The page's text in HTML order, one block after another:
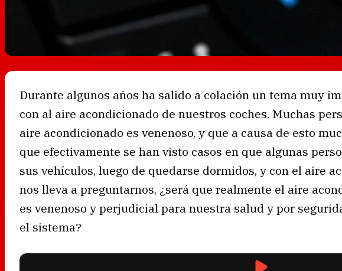
Durante algunos años ha salido a colación un tema muy
con al aire acondicionado de nuestros coches. Muchas
aire acondicionado es venenoso, y que a causa de esto
que efectivamente se han visto casos en que algunas
sus vehículos, luego de quedarse dormidos, y con el aire
nos lleva a preguntarnos, ¿será que realmente el aire
es venenoso y perjudicial para nuestra salud y por
el sistema?